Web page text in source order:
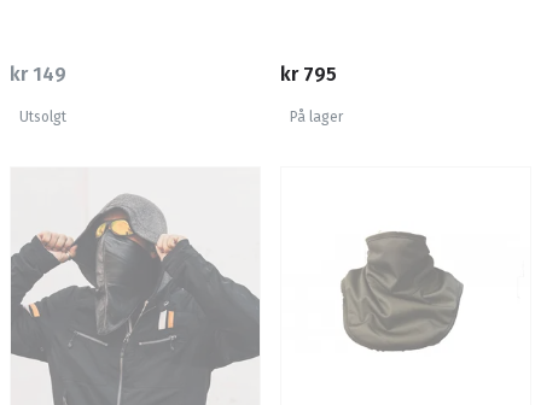
kr 149
Utsolgt
kr 795
På lager